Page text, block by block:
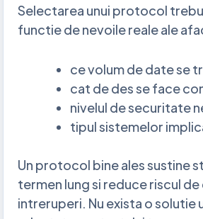
Selectarea unui protocol
functie de nevoile reale ale
ce volum de date se
cat de des se face
nivelul de securitate
tipul sistemelor
Un protocol bine ales sustine
termen lung si reduce riscul de
intreruperi. Nu exista o solutie